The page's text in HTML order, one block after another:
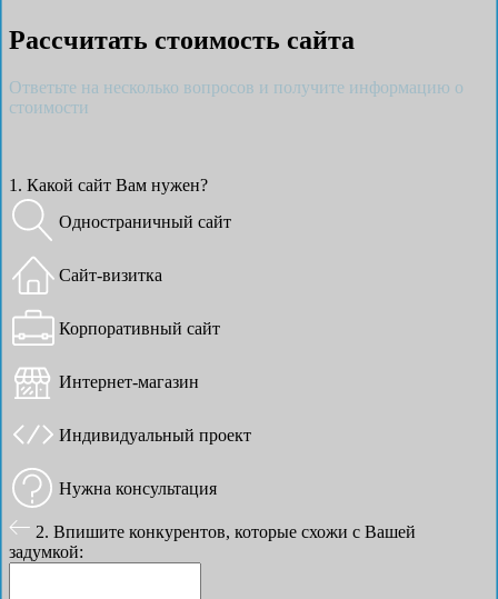
Рассчитать стоимость сайта
Ответьте на несколько вопросов и получите информацию о
стоимости
1. Какой сайт Вам нужен?
Одностраничный сайт
Сайт-визитка
Корпоративный сайт
Интернет-магазин
Индивидуальный проект
Нужна консультация
2. Впишите конкурентов, которые схожи с Вашей
задумкой: